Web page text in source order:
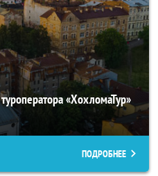
«ХохломаТур»
ПОДРОБНЕЕ